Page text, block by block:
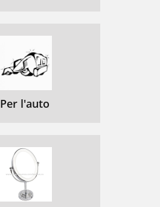
Per l'auto